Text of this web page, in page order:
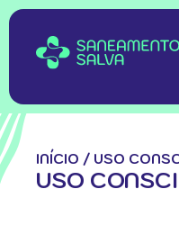
INÍCIO / USO
USO